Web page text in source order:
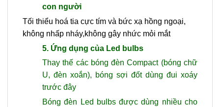
con người
Tối thiểu hoá tia cực tím và bức xạ hồng ngoại,
không nhấp nháy,không gây nhức mỏi mắt
5. Ứng dụng của Led bulbs
Thay thế các bóng đèn Compact (bóng chữ
U, đèn xoắn), bóng sợi đốt dùng đui xoáy
trước đây
Bóng đèn Led bulbs được dùng nhiều cho